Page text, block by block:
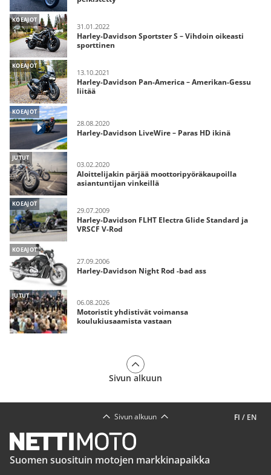
KOEAJOT
31.01.2022
Harley-Davidson Sportster S – Vihdoin oikeasti
sporttinen
KOEAJOT
13.10.2021
Harley-Davidson Pan-America – Amerikan-Gessu
liitää
KOEAJOT
28.08.2020
Harley-Davidson LiveWire – Paras HD ikinä
JUTUT
03.02.2020
Aloittelijakin pärjää moottoripyöräkaupoilla
asiantuntijan vinkeillä
KOEAJOT
29.07.2009
Harley-Davidson FLHT Electra Glide Standard ja
VRSCF V-Rod
KOEAJOT
27.09.2006
Harley-Davidson Night Rod -bad ass
JUTUT
06.08.2026
Motoristit yhdistivät voimansa
koulukiusaamista vastaan
Sivun alkuun
FI / EN
Sivun alkuun
Suomen suosituin motojen markkinapaikka